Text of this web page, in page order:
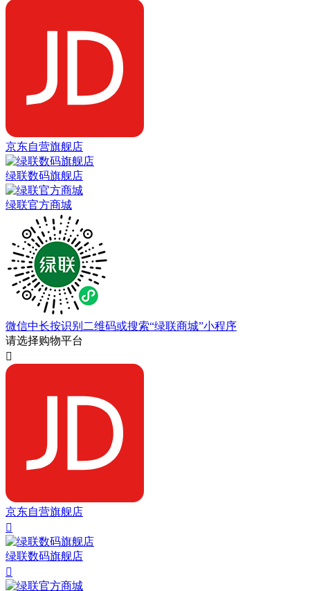
京东自营旗舰店
绿联数码旗舰店
绿联官方商城
微信中长按识别二维码或搜索“绿联商城”小程序
请选择购物平台

京东自营旗舰店

绿联数码旗舰店
